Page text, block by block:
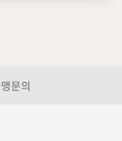
문의